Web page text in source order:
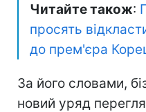
Читайте також:
просять
до прем'єра
За його словами,
новий уряд